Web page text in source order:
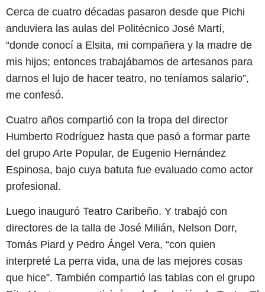
Cerca de cuatro décadas pasaron desde que Pichi
anduviera las aulas del Politécnico José Martí,
“donde conocí a Elsita, mi compañera y la madre de
mis hijos; entonces trabajábamos de artesanos para
darnos el lujo de hacer teatro, no teníamos salario”,
me confesó.
Cuatro años compartió con la tropa del director
Humberto Rodríguez hasta que pasó a formar parte
del grupo Arte Popular, de Eugenio Hernández
Espinosa, bajo cuya batuta fue evaluado como actor
profesional.
Luego inauguró Teatro Caribeño. Y trabajó con
directores de la talla de José Milián, Nelson Dorr,
Tomás Piard y Pedro Ángel Vera, “con quien
interpreté La perra vida, una de las mejores cosas
que hice”. También compartió las tablas con el grupo